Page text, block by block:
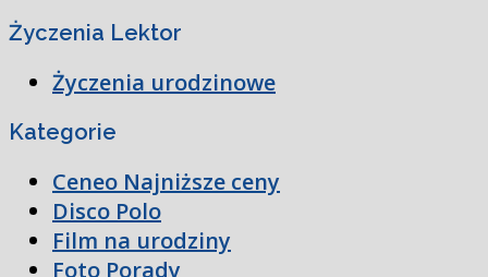
Życzenia Lektor
Życzenia urodzinowe
Kategorie
Ceneo Najniższe ceny
Disco Polo
Film na urodziny
Foto Porady